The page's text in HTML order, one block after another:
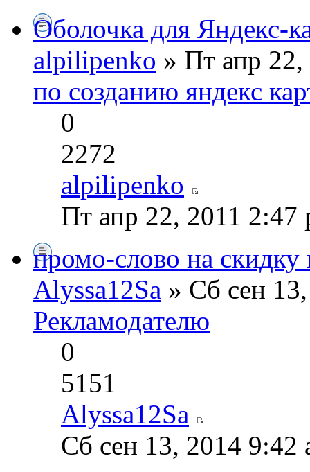
Оболочка для Яндекс-
alpilipenko » Пт апр
по созданию яндекс
0
2272
alpilipenko
Пт апр 22, 2011 2:47
промо-слово на
Alyssa12Sa » Сб сен
Рекламодателю
0
5151
Alyssa12Sa
Сб сен 13, 2014 9:42